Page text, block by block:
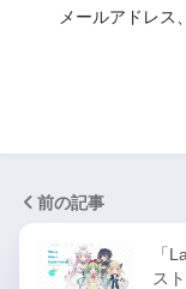
メールアドレス
前の記事
「
ス